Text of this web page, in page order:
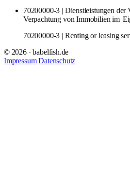
70200000-3 | Dienstleistungen der
Verpachtung von Immobilien im
70200000-3 | Renting or leasing
© 2026 · babelfish.de
Impressum Datenschutz